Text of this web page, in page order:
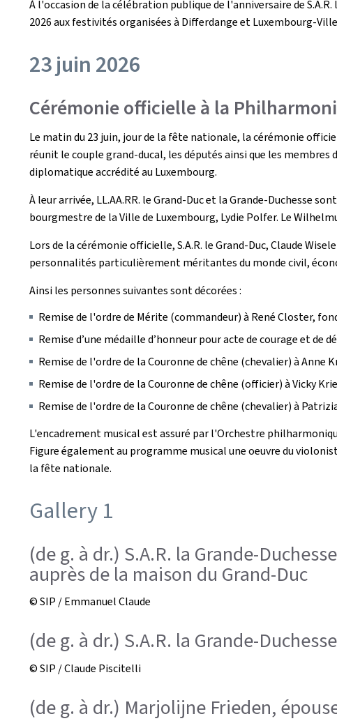
À l'occasion de la célébration publique de l'anniversaire de
2026 aux festivités organisées à Differdange et Luxembourg-
23 juin 2026
Cérémonie officielle à la
Le matin du 23 juin, jour de la fête nationale, la cérémonie
réunit le couple grand-ducal, les députés ainsi que les
diplomatique accrédité au Luxembourg.
À leur arrivée, LL.AA.RR. le Grand-Duc et la Grande-Duchesse
bourgmestre de la Ville de Luxembourg, Lydie Polfer. Le
Lors de la cérémonie officielle, S.A.R. le Grand-Duc, Claude
personnalités particulièrement méritantes du monde civil,
Ainsi les personnes suivantes sont décorées :
Remise de l'ordre de Mérite (commandeur) à René Closter,
Remise d’une médaille d’honneur pour acte de courage et de
Remise de l'ordre de la Couronne de chêne (chevalier) à Anne
Remise de l'ordre de la Couronne de chêne (officier) à Vicky
Remise de l'ordre de la Couronne de chêne (chevalier) à
L'encadrement musical est assuré par l'Orchestre
Figure également au programme musical une oeuvre du
la fête nationale.
Gallery 1
(de g. à dr.) S.A.R. la Grande-
auprès de la maison du Grand-Duc
© SIP / Emmanuel Claude
(de g. à dr.) S.A.R. la Grande-
© SIP / Claude Piscitelli
(de g. à dr.) Marjolijne Frieden,